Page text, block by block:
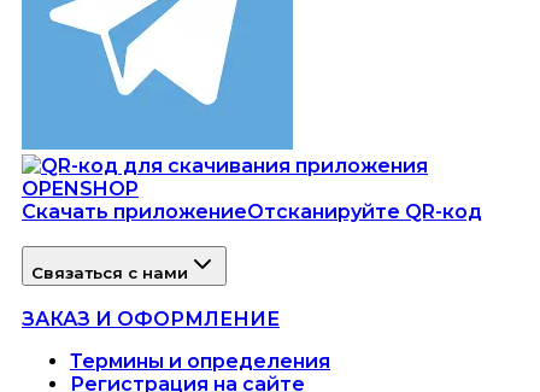
Скачать приложениеОтсканируйте QR-код
Связаться с нами
ЗАКАЗ И ОФОРМЛЕНИЕ
Термины и определения
Регистрация на сайте